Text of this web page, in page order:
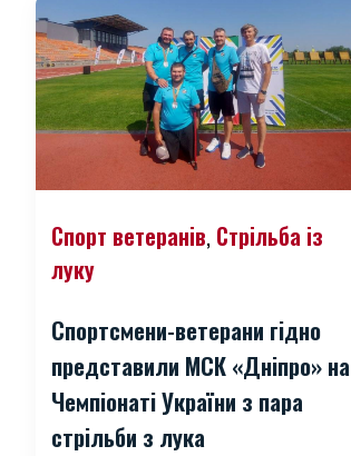
Спорт ветеранів, Стрільба із
луку
Спортсмени-ветерани гідно
представили МСК «Дніпро» на
Чемпіонаті України з пара
стрільби з лука